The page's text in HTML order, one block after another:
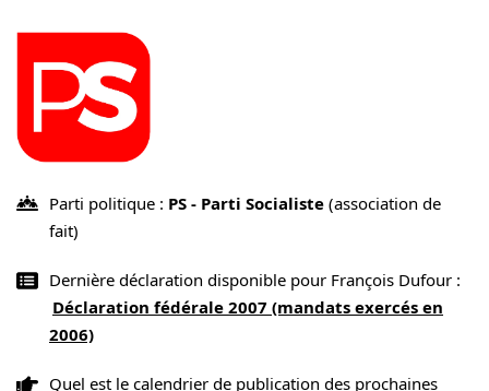
Parti politique : PS - Parti Socialiste (association de
fait)
Dernière déclaration disponible pour François Dufour :
Déclaration fédérale 2007 (mandats exercés en
2006)
Quel est le calendrier de publication des prochaines